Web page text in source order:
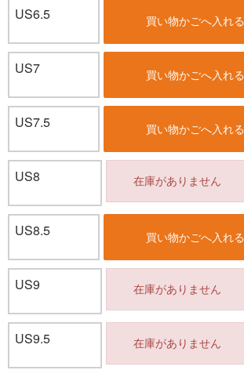
US6.5 買い物かごへ入れる
US7 買い物かごへ入れる
US7.5 買い物かごへ入れる
US8 在庫がありません
US8.5 買い物かごへ入れる
US9 在庫がありません
US9.5 在庫がありません